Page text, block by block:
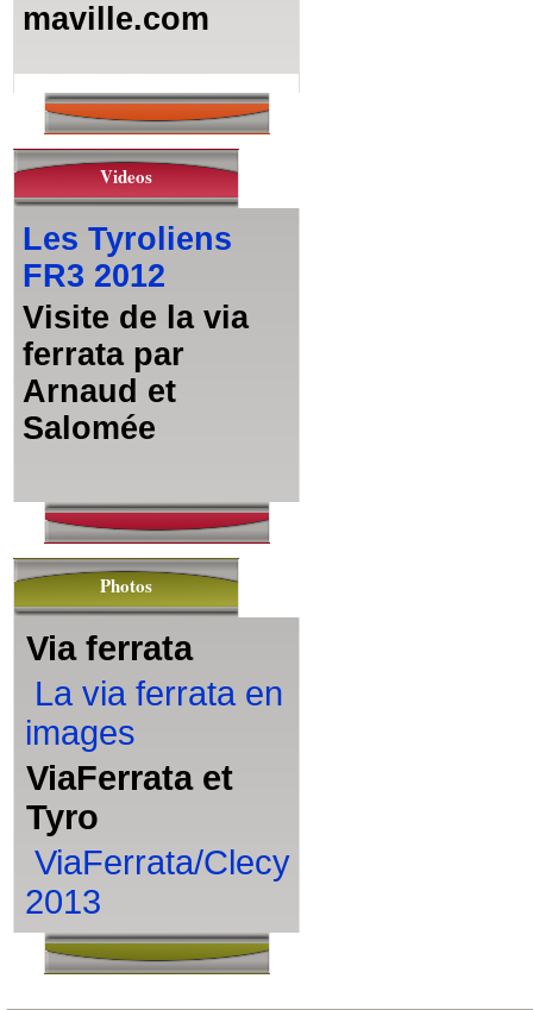
maville.com
Videos
Les Tyroliens
FR3 2012
Visite de la via
ferrata par
Arnaud et
Salomée
Photos
Via ferrata
La via ferrata en
images
ViaFerrata et
Tyro
ViaFerrata/Clecy
2013